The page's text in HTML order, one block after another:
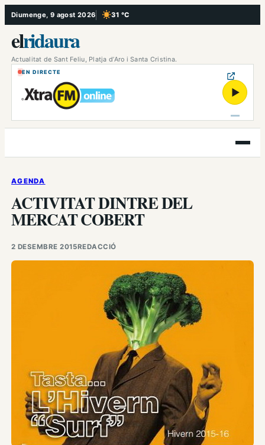
Vés
al
contingut
Diumenge, 9 agost 2026 31 °C
, Cel serè
elridaura
Actualitat de Sant Feliu, Platja d’Aro i Santa Cristina.
EN DIRECTE
▶
Obre
el
AGENDA
ACTIVITAT DINTRE DEL
MERCAT COBERT
2 DESEMBRE 2015REDACCIÓ